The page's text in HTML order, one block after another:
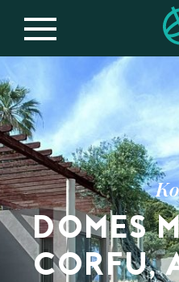
DOMES
CORFU,